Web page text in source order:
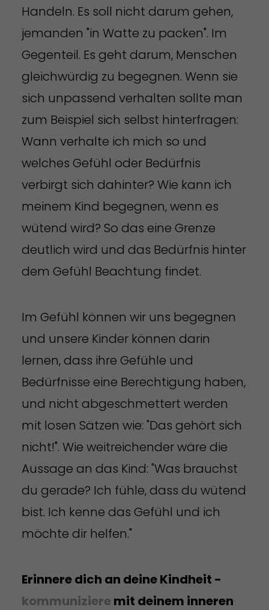
Handeln. Es soll nicht darum gehen,
jemanden "in Watte zu packen". Im
Gegenteil. Es geht darum, Menschen
gleichwürdig zu begegnen. Wenn sie
sich unpassend verhalten sollte man
zum Beispiel sich selbst hinterfragen:
Wann verhalte ich mich so und
welches Gefühl oder Bedürfnis
verbirgt sich dahinter? Wie kann ich
meinem Kind begegnen, wenn es
wütend wird? So das eine Grenze
deutlich wird und das Bedürfnis hinter
dem Gefühl Beachtung findet.
Im Gefühl können wir uns begegnen
und unsere Kinder können darin
lernen, dass ihre Gefühle und
Bedürfnisse eine Berechtigung haben,
und nicht abgeschmettert werden
mit losen Sätzen wie: "Das gehört sich
nicht!". Wie weitreichender wäre die
Aussage an das Kind: "Was brauchst
du gerade? Ich fühle, dass du wütend
bist. Ich kenne das Gefühl und ich
möchte dir helfen."
Erinnere dich an deine Kindheit -
kommuniziere mit deinem inneren